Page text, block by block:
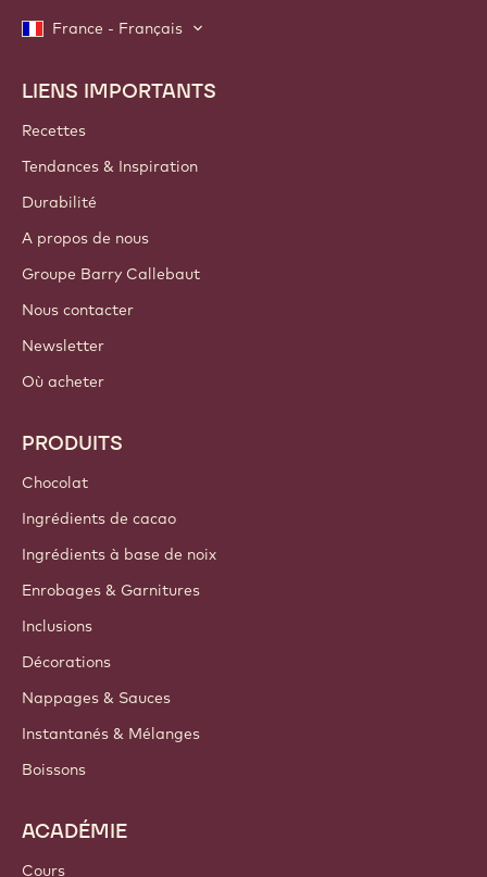
France - Français
Footer
Callebaut
LIENS IMPORTANTS
Recettes
Tendances & Inspiration
Durabilité
A propos de nous
Groupe Barry Callebaut
Nous contacter
Newsletter
Où acheter
PRODUITS
Chocolat
Ingrédients de cacao
Ingrédients à base de noix
Enrobages & Garnitures
Inclusions
Décorations
Nappages & Sauces
Instantanés & Mélanges
Boissons
ACADÉMIE
Cours